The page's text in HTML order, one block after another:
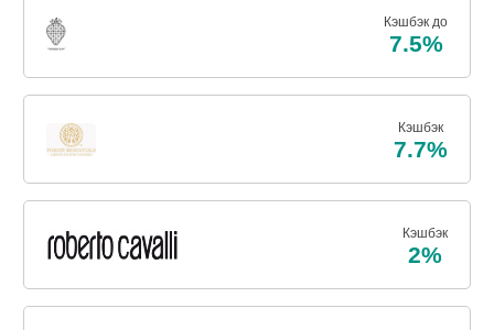
Кэшбэк до
7.5%
Кэшбэк
7.7%
Кэшбэк
2%